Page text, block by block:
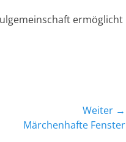
ermöglicht
Weiter →
Märchenhafte Fenster